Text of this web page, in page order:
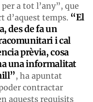
a tot l’any”, que
d’aquest temps. “El
des de fa un
i cal
prèvia, cosa
una informalitat
, ha apuntat
contractar
aquests requisits